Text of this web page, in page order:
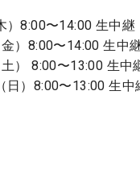
）8:00〜14:00 生中継
）8:00〜14:00 生中
） 8:00〜13:00 生中
日）8:00〜13:00 生中